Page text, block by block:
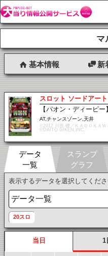
マ
基本情報 新
スロット ソードアー
【パオン・ディーピー】
AT,チャンスゾーン,天井
©2017 川原 礫／ＫＡＤＯＫＡ
©DAITO GIKEN,INC.
データ
一覧
表示するデータを選択してくださ
20スロ
当日 1
スランプ
グラフ